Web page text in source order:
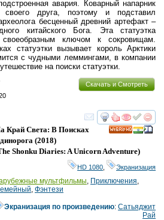
авария. Коварный напарник
друга, поэтому и подставил
бесценный древний артефакт –
китайского Бога. Эта статуэтка
ключом к сокровищам.
статуэтки вызывает король Арктики
с чудными леммингами, в компании
на поиски статуэтки.
Скачать и Смотреть
смотреть
Край Света: В Поисках
(2018)
Shonku Diaries: A Unicorn Adventure)
HD 1080 Экранизация
мультфильмы Приключения
Фэнтези
Экранизация по произведению:Сатьяджит
Рай